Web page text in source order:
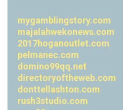
mygamblingstory.com
majalahwekonews.com
2017hoganoutlet.com
pelmanec.com
domino99qq.net
directoryoftheweb.com
donttellashton.com
rush3studio.com